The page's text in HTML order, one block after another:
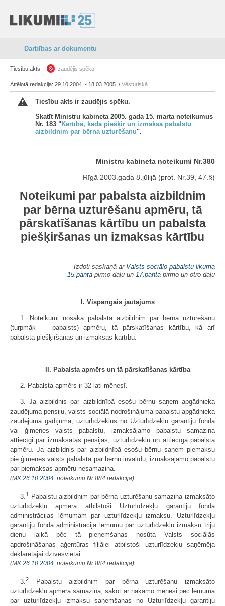
Darbības ar dokumentu
Tiesību akts: zaudējis spēku
Attēlotā redakcija: 29.10.2004. - 18.03.2005. / Vēsturiskā
Tiesību akts ir zaudējis spēku.
Skatīt Ministru kabineta 2005. gada 15. marta noteikumus
Nr. 183 "Kārtība, kādā piešķir un izmaksā pabalstu
aizbildnim par bērna uzturēšanu".
Ministru kabineta noteikumi Nr.380
Rīgā 2003.gada 8.jūlijā (prot. Nr.39, 47.§)
Noteikumi par pabalsta aizbildnim
par bērna uzturēšanu apmēru, tā
pārskatīšanas kārtību un pabalsta
piešķiršanas un izmaksas kārtību
Izdoti saskaņā ar Valsts sociālo pabalstu likuma
15.panta pirmo daļu un 17.panta pirmo un otro daļu
I. Vispārīgais jautājums
1. Noteikumi nosaka pabalsta aizbildnim par bērna uzturēšanu
(turpmāk — pabalsts) apmēru, tā pārskatīšanas kārtību, kā arī
pabalsta piešķiršanas un izmaksas kārtību.
II. Pabalsta apmērs un tā pārskatīšanas kārtība
2. Pabalsta apmērs ir 32 lati mēnesī.
3. Ja aizbildnis par aizbildnībā esošu bērnu saņem apgādnieka
zaudējuma pensiju, valsts sociālā nodrošinājuma pabalstu apgādnieka
zaudējuma gadījumā, uzturlīdzekļus no Uzturlīdzekļu garantiju fonda
vai ģimenes valsts pabalstu, izmaksājamo pabalstu samazina
attiecīgi par izmaksātās pensijas, uzturlīdzekļu un attiecīgā pabalsta
apmēru. Ja aizbildnis par aizbildnībā esošu bērnu saņem piemaksu
pie ģimenes valsts pabalsta par bērnu invalīdu, izmaksājamo pabalstu
par piemaksas apmēru nesamazina.
(MK 26.10.2004. noteikumu Nr.884 redakcijā)
3. 1
Pabalstu aizbildnim par bērna uzturēšanu samazina izmaksāto
uzturlīdzekļu apmērā atbilstoši Uzturlīdzekļu garantiju fonda
administrācijas lēmumam par uzturlīdzekļu izmaksu. Uzturlīdzekļu
garantiju fonda administrācija lēmumu par uzturlīdzekļu izmaksu triju
dienu laikā pēc tā pieņemšanas nosūta Valsts sociālās
apdrošināšanas aģentūras filiālei atbilstoši uzturlīdzekļu saņēmēja
deklarētajai dzīvesvietai.
(MK 26.10.2004. noteikumu Nr.884 redakcijā)
3.2
Pabalstu aizbildnim par bērna uzturēšanu izmaksāto
uzturlīdzekļu apmērā samazina, sākot ar nākamo mēnesi pēc lēmuma
par uzturlīdzekļu izmaksu saņemšanas no Uzturlīdzekļu garantiju